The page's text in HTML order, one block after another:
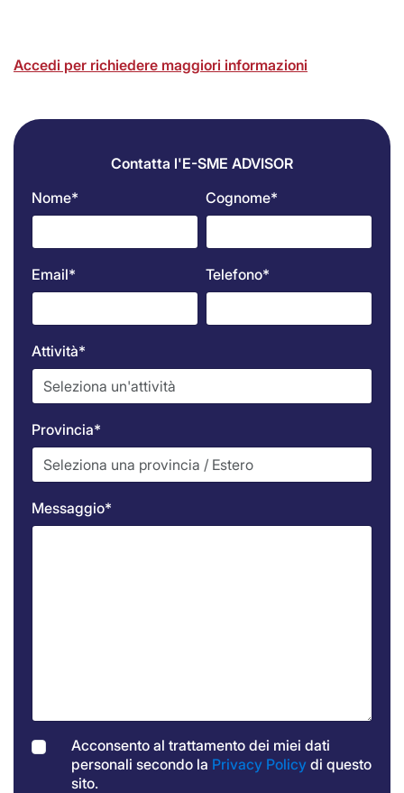
Accedi per richiedere maggiori informazioni
Contatta l'E-SME ADVISOR
Nome*
Cognome*
Email* Telefono*
Attività*
Provincia*
Messaggio*
Acconsento al trattamento dei miei dati
personali secondo la Privacy Policy di questo
sito.